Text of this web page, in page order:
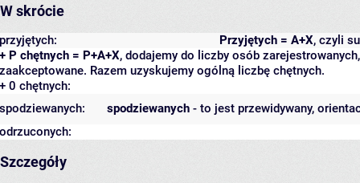
W skrócie
Przyjętych = A+X, czyli
przyjętych:
+ P chętnych = P+A+X, dodajemy do liczby osób
zaakceptowane. Razem uzyskujemy ogólną liczbę chętnych.
+ 0 chętnych:
spodziewanych - to jest przewidywany,
spodziewanych:
odrzuconych:
Szczegóły